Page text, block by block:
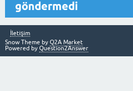
göndermedi
İletişim
Snow Theme by Q2A Market
Powered by Question2Answer